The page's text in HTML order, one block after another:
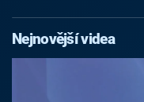
Nejnovější videa